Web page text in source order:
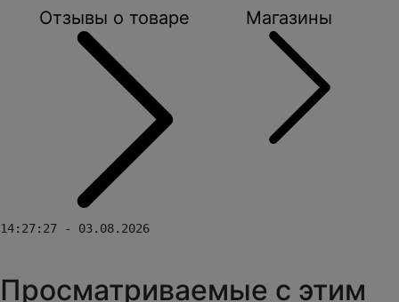
Отзывы о товаре Магазины
14:27:27 - 03.08.2026
Просматриваемые с этим